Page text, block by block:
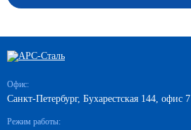
Офис:
Санкт-Петербург, Бухарестская 144, офис 7
Режим работы: